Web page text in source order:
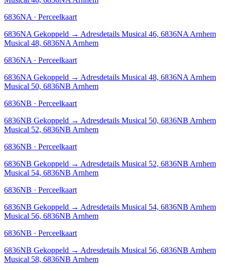
6836NA · Perceelkaart
6836NA Gekoppeld → Adresdetails Musical 46, 6836NA Arnhem
Musical 48, 6836NA Arnhem
6836NA · Perceelkaart
6836NA Gekoppeld → Adresdetails Musical 48, 6836NA Arnhem
Musical 50, 6836NB Arnhem
6836NB · Perceelkaart
6836NB Gekoppeld → Adresdetails Musical 50, 6836NB Arnhem
Musical 52, 6836NB Arnhem
6836NB · Perceelkaart
6836NB Gekoppeld → Adresdetails Musical 52, 6836NB Arnhem
Musical 54, 6836NB Arnhem
6836NB · Perceelkaart
6836NB Gekoppeld → Adresdetails Musical 54, 6836NB Arnhem
Musical 56, 6836NB Arnhem
6836NB · Perceelkaart
6836NB Gekoppeld → Adresdetails Musical 56, 6836NB Arnhem
Musical 58, 6836NB Arnhem